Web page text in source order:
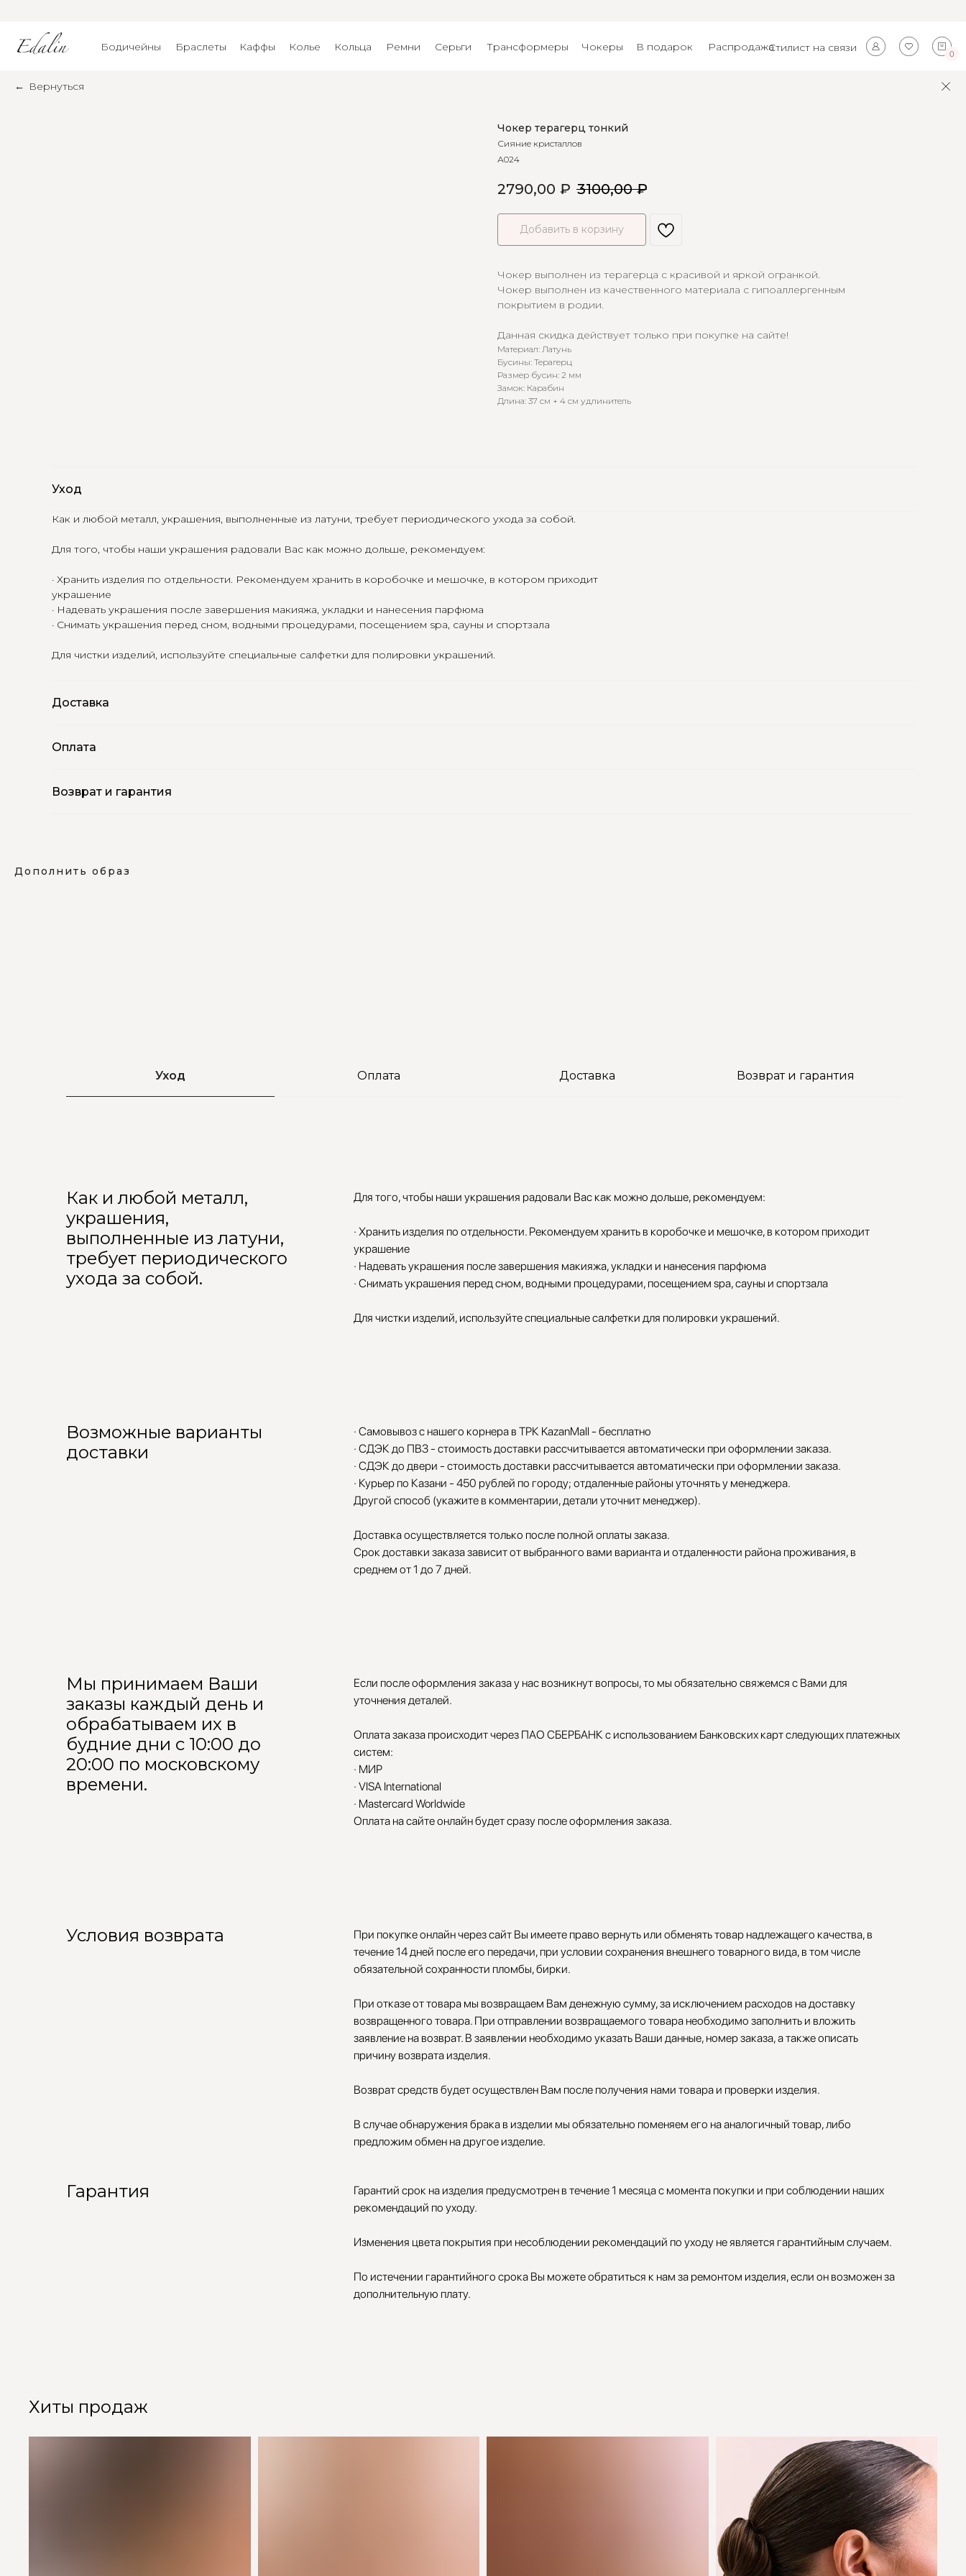
0
Стилист на связи
Бодичейны Колье Кольца
Браслеты Серьги В подарок
Ремни Чокеры
Каффы Распродажа
Трансформеры
Вернуться
←
Чокер терагерц тонкий
Сияние кристаллов
А024
2790,00 ₽ 3100,00 ₽
Добавить в корзину
Чокер выполнен из терагерца с красивой и яркой огранкой.
Чокер выполнен из качественного материала с гипоаллергенным
покрытием в родии.
Данная скидка действует только при покупке на сайте!
Материал: Латунь
Бусины: Терагерц
Размер бусин: 2 мм
Замок: Карабин
Длина: 37 см + 4 см удлинитель
Уход
Как и любой металл, украшения, выполненные из латуни, требует периодического ухода за собой.
Для того, чтобы наши украшения радовали Вас как можно дольше, рекомендуем:
· Хранить изделия по отдельности. Рекомендуем хранить в коробочке и мешочке, в котором приходит
украшение
· Надевать украшения после завершения макияжа, укладки и нанесения парфюма
· Снимать украшения перед сном, водными процедурами, посещением spa, сауны и спортзала
Для чистки изделий, используйте специальные салфетки для полировки украшений.
Доставка
Оплата
Возврат и гарантия
Дополнить образ
Уход Оплата Доставка Возврат и гарантия
Как и любой металл,
украшения,
выполненные из латуни,
требует периодического
ухода за собой.
Для того, чтобы наши украшения радовали Вас как можно дольше, рекомендуем:
· Хранить изделия по отдельности. Рекомендуем хранить в коробочке и мешочке, в котором приходит
украшение
· Надевать украшения после завершения макияжа, укладки и нанесения парфюма
· Снимать украшения перед сном, водными процедурами, посещением spa, сауны и спортзала
Для чистки изделий, используйте специальные салфетки для полировки украшений.
Возможные варианты
доставки
· Самовывоз с нашего корнера в ТРК KazanMall - бесплатно
· СДЭК до ПВЗ - стоимость доставки рассчитывается автоматически при оформлении заказа.
· СДЭК до двери - стоимость доставки рассчитывается автоматически при оформлении заказа.
· Курьер по Казани - 450 рублей по городу; отдаленные районы уточнять у менеджера.
Другой способ (укажите в комментарии, детали уточнит менеджер).
Доставка осуществляется только после полной оплаты заказа.
Срок доставки заказа зависит от выбранного вами варианта и отдаленности района проживания, в
среднем от 1 до 7 дней.
Мы принимаем Ваши
заказы каждый день и
обрабатываем их в
будние дни с 10:00 до
20:00 по московскому
времени.
Если после оформления заказа у нас возникнут вопросы, то мы обязательно свяжемся с Вами для
уточнения деталей.
Оплата заказа происходит через ПАО СБЕРБАНК с использованием Банковских карт следующих платежных
систем:
· МИР
· VISA International
· Mastercard Worldwide
Оплата на сайте онлайн будет сразу после оформления заказа.
Условия возврата
При покупке онлайн через сайт Вы имеете право вернуть или обменять товар надлежащего качества, в
течение 14 дней после его передачи, при условии сохранения внешнего товарного вида, в том числе
обязательной сохранности пломбы, бирки.
При отказе от товара мы возвращаем Вам денежную сумму, за исключением расходов на доставку
возвращенного товара. При отправлении возвращаемого товара необходимо заполнить и вложить
заявление на возврат. В заявлении необходимо указать Ваши данные, номер заказа, а также описать
причину возврата изделия.
Возврат средств будет осуществлен Вам после получения нами товара и проверки изделия.
В случае обнаружения брака в изделии мы обязательно поменяем его на аналогичный товар, либо
предложим обмен на другое изделие.
Гарантия
Гарантий срок на изделия предусмотрен в течение 1 месяца с момента покупки и при соблюдении наших
рекомендаций по уходу.
Изменения цвета покрытия при несоблюдении рекомендаций по уходу не является гарантийным случаем.
По истечении гарантийного срока Вы можете обратиться к нам за ремонтом изделия, если он возможен за
дополнительную плату.
Хиты продаж